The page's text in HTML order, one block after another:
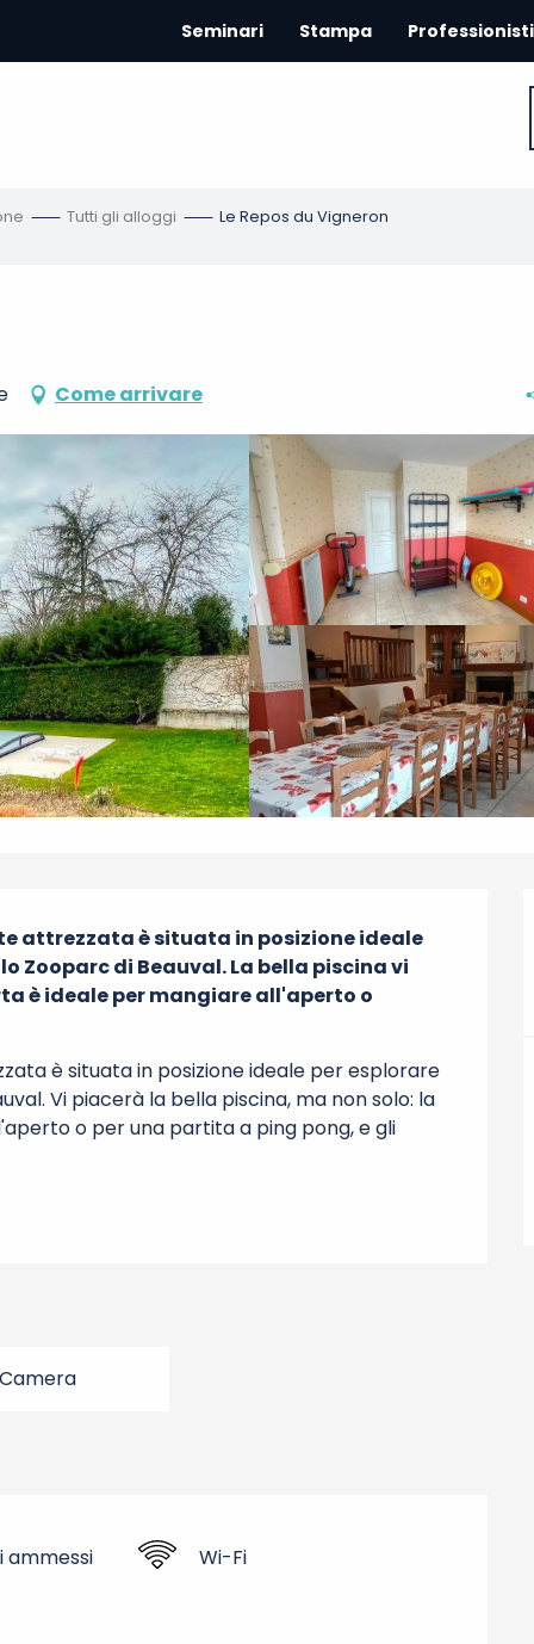
Seminari Stampa
Tutti gli alloggi Le Repos du Vigneron
Come arrivare
attrezzata è situata in posizione ideale
Zooparc di Beauval. La bella piscina vi
è ideale per mangiare all'aperto o
è situata in posizione ideale per esplorare
Vi piacerà la bella piscina, ma non solo: la
o per una partita a ping pong, e gli
ammessi Wi-Fi